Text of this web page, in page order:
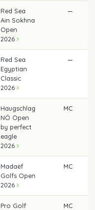
Red Sea
Ain Sokhna
Open
2026
—
Red Sea
Egyptian
Classic
2026
—
Haugschlag
NÖ Open
by perfect
eagle
2026
MC
Madaëf
Golfs Open
2026
MC
Pro Golf
MC